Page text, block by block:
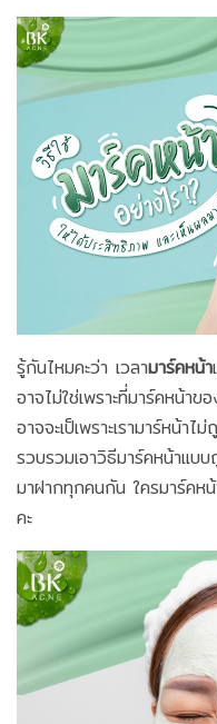
รู้กันไหมคะว่า เวลามาร์คหน้า
อาจไม่ใช่เพราะที่มาร์คหน้าข
อาจจะเป็เพราะเรามาร์หน้า
รวบรวมเอาวิธีมาร์คหน้าแบ
มาฝากทุกคนกัน ใครมาร์คหน้
คะ